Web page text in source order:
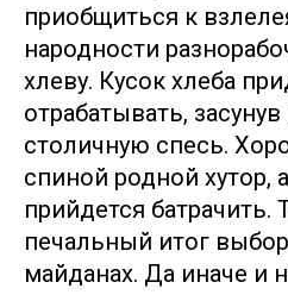
приобщиться к
народности
хлеву. Кусок хлеба
отрабатывать,
столичную спесь.
спиной родной хутор,
прийдется батрачить.
печальный итог
майданах. Да иначе и